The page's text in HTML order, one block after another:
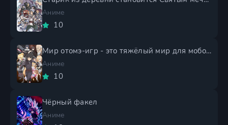
Аниме
10
Мир отомэ-игр - это тяжёлый мир для мобов 2 сезон
Аниме
10
Чёрный факел
Аниме